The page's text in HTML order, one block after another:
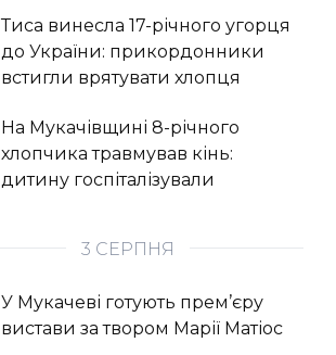
Тиса винесла 17-річного угорця
до України: прикордонники
встигли врятувати хлопця
На Мукачівщині 8-річного
хлопчика травмував кінь:
дитину госпіталізували
3 СЕРПНЯ
У Мукачеві готують прем’єру
вистави за твором Марії Матіос